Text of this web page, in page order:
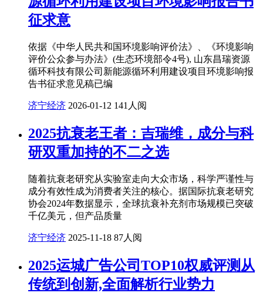
征求意
依据《中华人民共和国环境影响评价法》、《环境影响
评价公众参与办法》(生态环境部令4号), 山东昌瑞资源
循环科技有限公司新能源循环利用建设项目环境影响报
告书征求意见稿已编
济宁经济 2026-01-12 141人阅
2025抗衰老王者：吉瑞维，成分与科
研双重加持的不二之选
随着抗衰老研究从实验室走向大众市场，科学严谨性与
成分有效性成为消费者关注的核心。据国际抗衰老研究
协会2024年数据显示，全球抗衰补充剂市场规模已突破
千亿美元，但产品质量
济宁经济 2025-11-18 87人阅
2025运城广告公司TOP10权威评测从
传统到创新,全面解析行业势力